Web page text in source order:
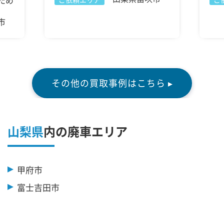
その他の買取事例はこちら ▸
山梨県内の廃車エリア
甲府市
富士吉田市